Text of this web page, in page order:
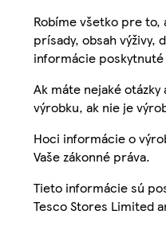
Robíme všetko pre
prísady, obsah výživy,
informácie
Ak máte nejaké
výrobku, ak nie je
Hoci informácie o
Vaše zákonné práva.
Tieto informácie sú
Tesco Stores Limited